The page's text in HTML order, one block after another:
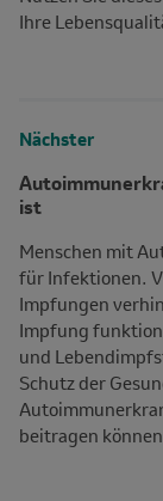
Ihre
Nächster
ist
Menschen mit
für Infektionen.
Impfungen
Impfung
und
Schutz der
beitragen